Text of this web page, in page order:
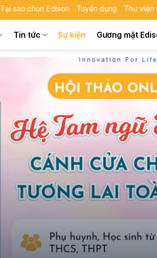
Tại sao chọn Edison Tuyển dụng Thư viện
Tin tức Sự kiện Gương mặt